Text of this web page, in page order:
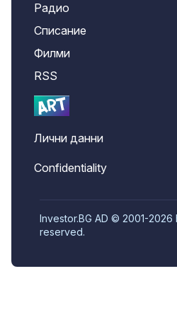
Радио
Списание
Филми
RSS
Лични данни
Confidentiality
Investor.BG AD © 2001-2026
reserved.